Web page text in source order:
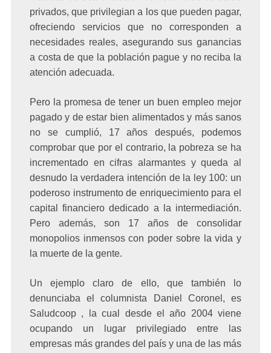
privados, que privilegian a los que pueden pagar,
ofreciendo servicios que no corresponden a
necesidades reales, asegurando sus ganancias
a costa de que la población pague y no reciba la
atención adecuada.
Pero la promesa de tener un buen empleo mejor
pagado y de estar bien alimentados y más sanos
no se cumplió, 17 años después, podemos
comprobar que por el contrario, la pobreza se ha
incrementado en cifras alarmantes y queda al
desnudo la verdadera intención de la ley 100: un
poderoso instrumento de enriquecimiento para el
capital financiero dedicado a la intermediación.
Pero además, son 17 años de consolidar
monopolios inmensos con poder sobre la vida y
la muerte de la gente.
Un ejemplo claro de ello, que también lo
denunciaba el columnista Daniel Coronel, es
Saludcoop, la cual desde el año 2004 viene
ocupando un lugar privilegiado entre las
empresas más grandes del país y una de las más